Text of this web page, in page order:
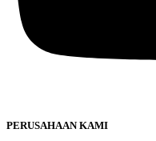
PERUSAHAAN KAMI